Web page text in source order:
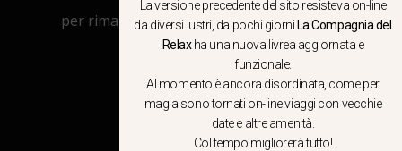
per rimanere aggiornato su viaggi, eventi
e notizie!
CLICCA QUI
La versione precedente del sito resisteva on-line
da diversi lustri, da pochi giorni La Compagnia del
Relaxha una nuova livrea aggiornata e
funzionale.
Al momento è ancora disordinata, come per
magia sono tornati on-line viaggi con vecchie
date e altre amenità.
Col tempo migliorerà tutto!